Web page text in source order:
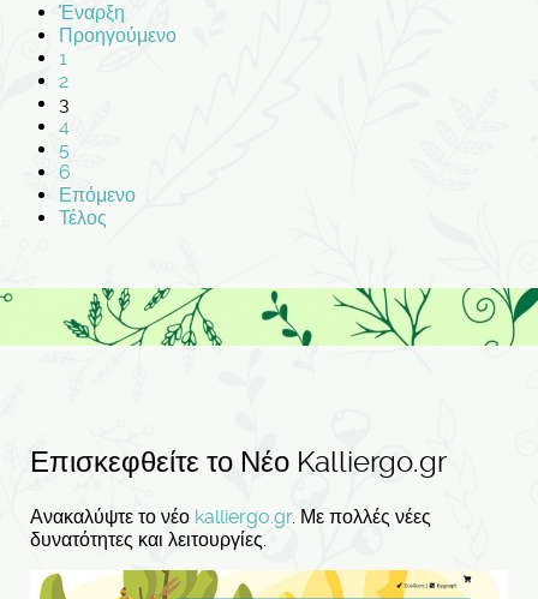
Έναρξη
Προηγούμενο
1
2
3
4
5
6
Επόμενο
Τέλος
Επισκεφθείτε το Νέο Kalliergo.gr
Ανακαλύψτε το νέο kalliergo.gr. Με πολλές νέες
δυνατότητες και λειτουργίες.